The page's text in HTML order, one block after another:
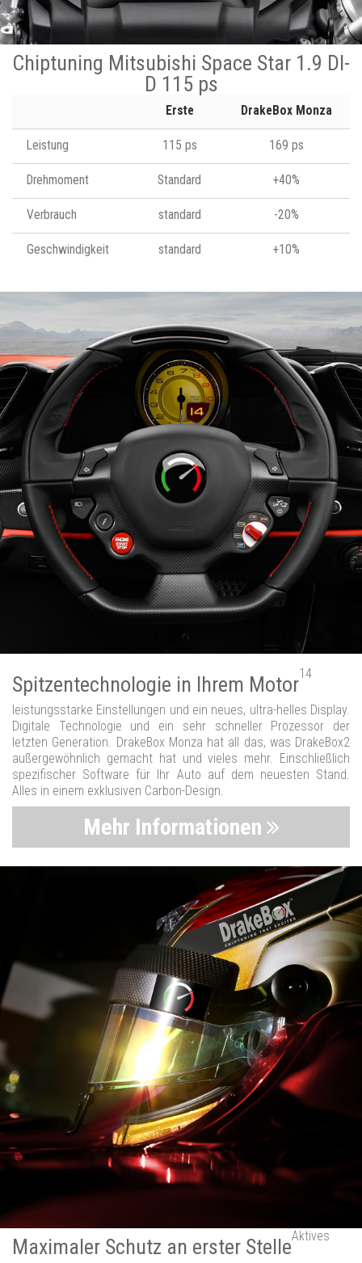
Chiptuning Mitsubishi Space Star 1.9 DI-
D 115 ps
Erste DrakeBox Monza
Leistung 115 ps 169 ps
Drehmoment Standard +40%
Verbrauch standard -20%
Geschwindigkeit standard +10%
Spitzentechnologie in Ihrem Motor14
leistungsstarke Einstellungen und ein neues, ultra-helles Display.
Digitale Technologie und ein sehr schneller Prozessor der
letzten Generation. DrakeBox Monza hat all das, was DrakeBox2
außergewöhnlich gemacht hat und vieles mehr. Einschließlich
spezifischer Software für Ihr Auto auf dem neuesten Stand.
Alles in einem exklusiven Carbon-Design.
Mehr Informationen
Maximaler Schutz an erster StelleAktives